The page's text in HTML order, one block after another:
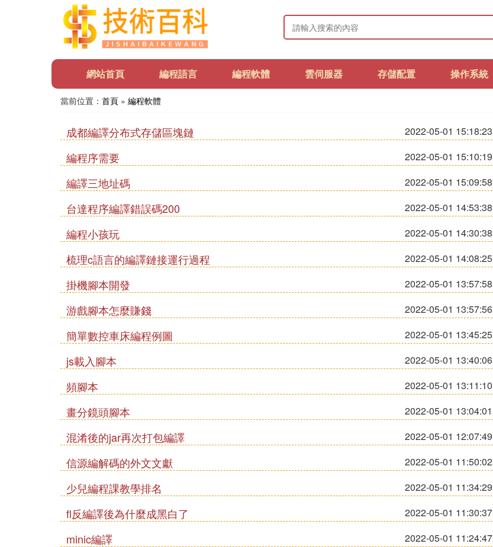
網站首頁 編程語言 編程軟體 雲伺服器 存儲配置 操作系統
當前位置： 首頁 » 編程軟體
成都編譯分布式存儲區塊鏈 2022-05-01 15:18:23
編程序需要 2022-05-01 15:10:19
編譯三地址碼 2022-05-01 15:09:58
台達程序編譯錯誤碼200 2022-05-01 14:53:38
編程小孩玩 2022-05-01 14:30:38
梳理c語言的編譯鏈接運行過程 2022-05-01 14:08:25
掛機腳本開發 2022-05-01 13:57:58
游戲腳本怎麼賺錢 2022-05-01 13:57:56
簡單數控車床編程例圖 2022-05-01 13:45:25
js載入腳本 2022-05-01 13:40:06
頻腳本 2022-05-01 13:11:10
畫分鏡頭腳本 2022-05-01 13:04:01
混淆後的jar再次打包編譯 2022-05-01 12:07:49
信源編解碼的外文文獻 2022-05-01 11:50:02
少兒編程課教學排名 2022-05-01 11:34:29
fl反編譯後為什麼成黑白了 2022-05-01 11:30:37
minic編譯 2022-05-01 11:24:47